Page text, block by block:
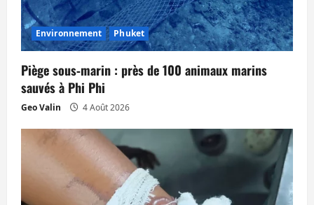
Environnement Phuket
Piège sous‑marin : près de 100 animaux marins
sauvés à Phi Phi
Geo Valin 4 Août 2026